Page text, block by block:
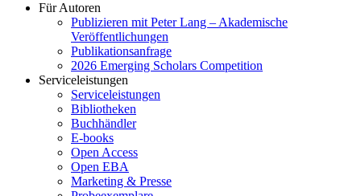
Für Autoren
Publizieren mit Peter Lang – Akademische
Veröffentlichungen
Publikationsanfrage
2026 Emerging Scholars Competition
Serviceleistungen
Serviceleistungen
Bibliotheken
Buchhändler
E-books
Open Access
Open EBA
Marketing & Presse